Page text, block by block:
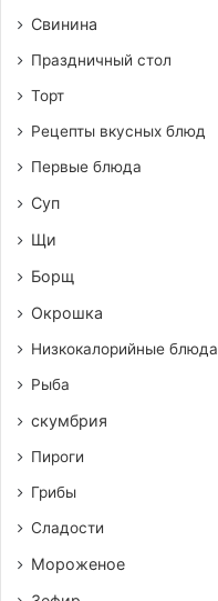
Свинина
Праздничный стол
Торт
Рецепты вкусных блюд
Первые блюда
Суп
Щи
Борщ
Окрошка
Низкокалорийные блюда
Рыба
скумбрия
Пироги
Грибы
Сладости
Мороженое